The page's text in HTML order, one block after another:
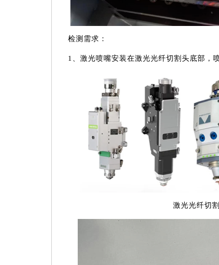
检测需求：
1、激光喷嘴安装在激光光纤切割头底部，
激光光纤切